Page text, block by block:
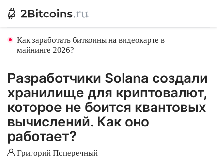
Как заработать биткоины на видеокарте в
майнинге 2026?
Разработчики Solana создали
хранилище для криптовалют,
которое не боится квантовых
вычислений. Как оно
работает?
Григорий Поперечный